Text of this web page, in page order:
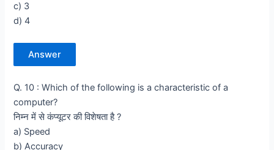
c) 3
d) 4
Answer
Q. 10 : Which of the following is a characteristic of a
computer?
निम्न में से कंप्यूटर की विशेषता है ?
a) Speed
b) Accuracy